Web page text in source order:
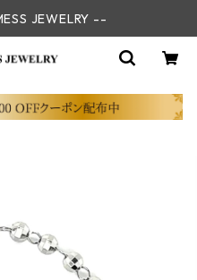
JEWELRY --